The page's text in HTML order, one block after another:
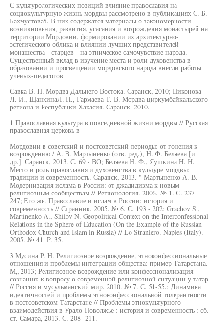
С культурологических позиций влияние православия на
социокультурную жизнь мордвы рассмотрено в публикациях С. Б.
Бахмустова5. В них содержатся материалы о закономерности
возникновения, развития, угасания и возрождения монастырей на
территории Мордовии, формировании их архитектурно-
эстетического облика и влиянии лучших представителей
монашества - старцев - на этническое самочувствие народа.
Существенный вклад в изучение места и роли духовенства в
образовании и просвещении мордовского народа внесли работы
ученых-педагогов
Савка В. П. Мордва Дальнего Востока. Саранск, 2010; Никонова
Л. И., ЩанкинаЛ. Н., Гармаева Т. В. Мордва циркумбайкальского
региона и Республики Хакасия. Саранск, 2010.
1 Православная культура в повседневной жизни мордвы // Русская
православная церковь в
Мордовии в советский и постсоветский периоды: от гонения к
возрождению / А. В. Мартыненко (отв. ред.), Н. Ф. Беляева [и
др.]. Саранск, 2013. С. 69 - ВО; Беляева Н. Ф., Яушкина H. Н.
Место и роль православия и духовенства в культуре мордвы:
традиции и современность. Саранск, 2013. " Мартыненко А. В.
Модернизация ислама в России: от джадидизма к новым
религиозным сообществам // Регионология. 2006. № 1. С. 237 -
247; Его же. Православие и ислам в России: история и
современность // Странник. 2005. № 6. С. 193 - 202; Grachov S.,
Martinenko A., Shilov N. Geopolitical Context on the Interconfessional
Relations in the Sphere of Education (On the Example of the Russian
Orthodox Church and Islam in Russia) // Lo Straniero. Naples (Italy).
2005. № 41. P. 35.
3 Мусина P. H. Религиозное возрождение, этноконфессиональные
отношения и проблемы интеграции общества: пример Татарстана.
М„ 2013; Религиозное возрождение или конфесснонализация
сознания: к вопросу о современной религиозной ситуации у татар
// Россия и мусульманский мир. 2010. № 7. С. 51-55.; Динамика
идентичностей и проблемы этноконфессиональной толерантности
в постсоветском Татарстане // Проблемы этнокультурного
взаимодействия в Урало-Поволжье : история и современность : сб.
ст. Самара, 2013. С. 208 -211.